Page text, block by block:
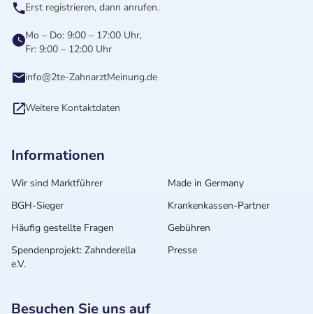
Erst registrieren, dann anrufen.
Mo – Do: 9:00 – 17:00 Uhr,
Fr: 9:00 – 12:00 Uhr
info@2te-ZahnarztMeinung.de
Weitere Kontaktdaten
Informationen
Wir sind Marktführer
Made in Germany
BGH-Sieger
Krankenkassen-Partner
Häufig gestellte Fragen
Gebühren
Spendenprojekt: Zahnderella
e.V.
Presse
Besuchen Sie uns auf